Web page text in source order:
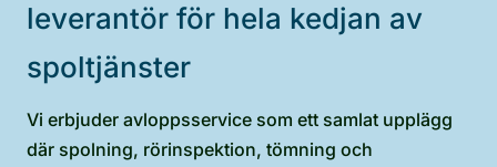
leverantör för hela kedjan av
spoltjänster
Vi erbjuder avloppsservice som ett samlat upplägg
där spolning, rörinspektion, tömning och